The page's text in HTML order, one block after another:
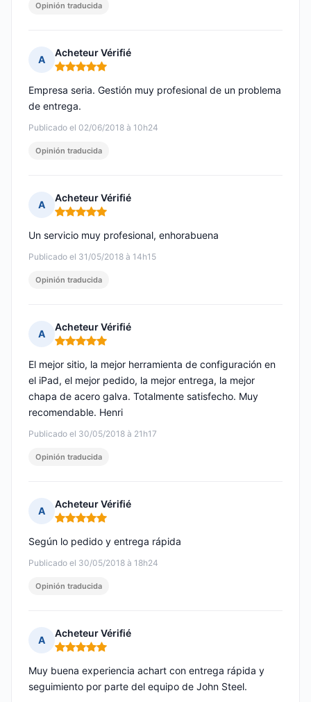
Opinión traducida
A
Acheteur Vérifié
Nota: 5 de 5
Publicado el 02/06/2018 à 10h24
Empresa seria. Gestión muy profesional de un problema
de entrega.
Opinión traducida
A
Acheteur Vérifié
Nota: 5 de 5
Publicado el 31/05/2018 à 14h15
Un servicio muy profesional, enhorabuena
Opinión traducida
A
Acheteur Vérifié
Nota: 5 de 5
Publicado el 30/05/2018 à 21h17
El mejor sitio, la mejor herramienta de configuración en
el iPad, el mejor pedido, la mejor entrega, la mejor
chapa de acero galva. Totalmente satisfecho. Muy
recomendable. Henri
Opinión traducida
A
Acheteur Vérifié
Nota: 5 de 5
Publicado el 30/05/2018 à 18h24
Según lo pedido y entrega rápida
Opinión traducida
A
Acheteur Vérifié
Nota: 5 de 5
Muy buena experiencia achart con entrega rápida y
seguimiento por parte del equipo de John Steel.